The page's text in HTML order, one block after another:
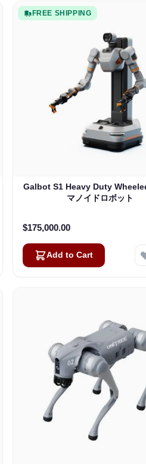
FREE SHIPPING
Galbot S1 Heavy Duty
マノイドロボット
$175,000.00
Add to Cart